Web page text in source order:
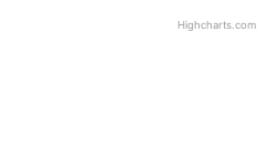
Highcharts.com